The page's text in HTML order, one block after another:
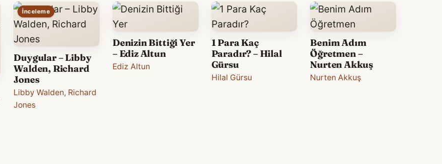
İnceleme
Duygular – Libby
Walden, Richard
Jones
Libby Walden, Richard
Jones
Denizin Bittiği Yer
– Ediz Altun
Ediz Altun
1 Para Kaç
Paradır? – Hilal
Gürsu
Hilal Gürsu
Benim Adım
Öğretmen –
Nurten Akkuş
Nurten Akkuş